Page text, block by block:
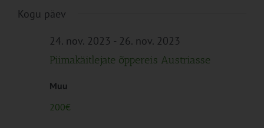
kuupäev.
Kogu päev
24. nov. 2023 - 26. nov. 2023
Piimakäitlejate õppereis Austriasse
Muu
200€